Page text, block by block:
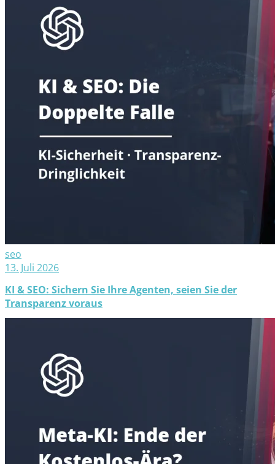
seo
13. Juli 2026
KI & SEO: Sichern Sie Ihre Agenten, seien Sie der
Transparenz voraus